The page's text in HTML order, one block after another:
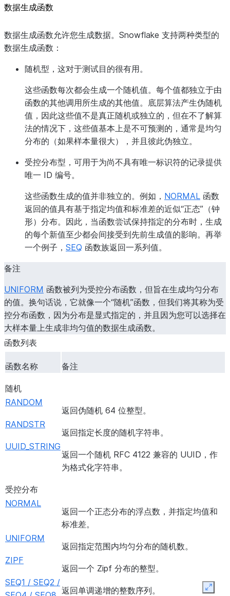
数据生成函数
数据生成函数允许您生成数据。Snowflake 支持两种类型的
数据生成函数：
随机型，这对于测试目的很有用。
这些函数每次都会生成一个随机值。每个值都独立于由
函数的其他调用所生成的其他值。底层算法产生伪随机
值，因此这些值不是真正随机或独立的，但在不了解算
法的情况下，这些值基本上是不可预测的，通常是均匀
分布的（如果样本量很大），并且彼此伪独立。
受控分布型，可用于为尚不具有唯一标识符的记录提供
唯一 ID 编号。
这些函数生成的值并非独立的。例如， NORMAL 函数
返回的值具有基于指定均值和标准差的近似“正态”（钟
形）分布。因此，当函数尝试保持指定的分布时，生成
的每个新值至少都会间接受到先前生成值的影响。再举
一个例子， SEQ 函数族返回一系列值。
备注
UNIFORM 函数被列为受控分布函数，但旨在生成均匀分布
的值。换句话说，它就像一个“随机”函数，但我们将其称为受
控分布函数，因为分布是显式指定的，并且因为您可以选择在
大样本量上生成非均匀值的数据生成函数。
函数列表
函数名称 备注
随机
RANDOM
返回伪随机 64 位整型。
RANDSTR
返回指定长度的随机字符串。
UUID_STRING
返回一个随机 RFC 4122 兼容的 UUID，作
为格式化字符串。
受控分布
NORMAL
返回一个正态分布的浮点数，并指定均值和
标准差。
UNIFORM
返回指定范围内均匀分布的随机数。
ZIPF
返回一个 Zipf 分布的整型。
SEQ1 / SEQ2 /
返回单调递增的整数序列。